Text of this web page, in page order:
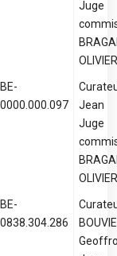
Juge
OLIVIER
BE-
0000.000.097
Jean
Juge
OLIVIER
BE-
0838.304.286